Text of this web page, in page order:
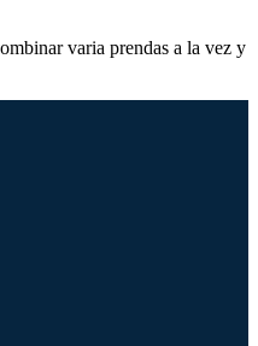
varia prendas a la vez y